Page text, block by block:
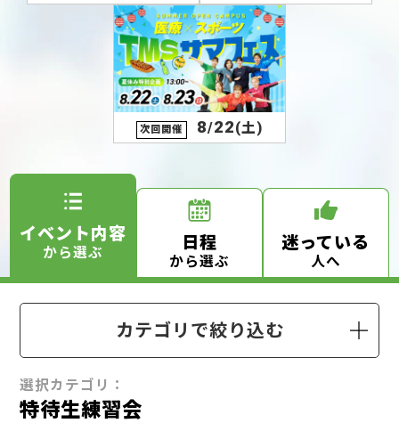
次回開催 8/22(土)
イベント内容
から選ぶ 日程
から選ぶ
迷っている
人へ
カテゴリで絞り込む
選択カテゴリ：
特待生練習会